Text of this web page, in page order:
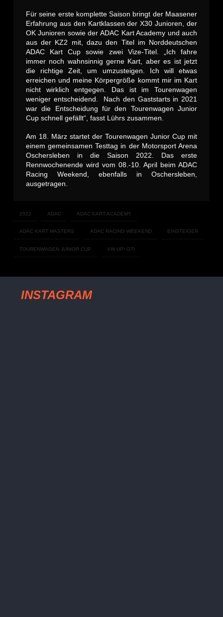
Für seine erste komplette Saison bringt der Maasener
Erfahrung aus den Kartklassen der X30 Junioren, der
OK Junioren sowie der ADAC Kart Academy und auch
aus der KZ2 mit, dazu den Titel im Norddeutschen
ADAC Kart Cup sowie zwei Vize-Titel. „Ich fahre
immer noch wahnsinnig gerne Kart, aber es ist jetzt
die richtige Zeit, um umzusteigen. Ich will etwas
erreichen und meine Körpergröße kommt mir im Kart
nicht wirklich entgegen. Das ist im Tourenwagen
weniger entscheidend. Nach den Gaststarts in 2021
war die Entscheidung für den Tourenwagen Junior
Cup schnell gefällt“, fasst Lührs zusammen.
Am 18. März startet der Tourenwagen Junior Cup mit
einem gemeinsamen Testtag in der Motorsport Arena
Oschersleben in die Saison 2022. Das erste
Rennwochenende wird vom 08.-10. April beim ADAC
Racing Weekend, ebenfalls in Oschersleben,
ausgetragen.
2022 ADAC ADAC KART ACADEMY
ADAC KART MASTERS ADAC RACING WEEKEND EINSTEIGER
TOURENWAGEN JUNIOR CUP VW UP! GTI
INSTAGRAM